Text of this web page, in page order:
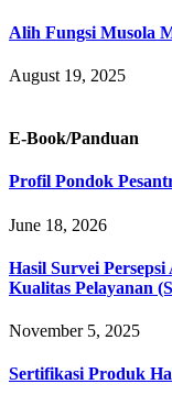
Alih Fungsi Musola
August 19, 2025
E-Book/Panduan
Profil Pondok
June 18, 2026
Hasil Survei
Kualitas Pelayanan
November 5, 2025
Sertifikasi Produk